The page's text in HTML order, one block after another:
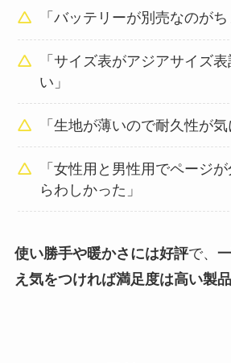
「バッテリーが別売なのがち
「サイズ表がアジアサイズ
い」
「生地が薄いので耐久性が気
「女性用と男性用でページ
らわしかった」
使い勝手や暖かさには好評で、
え気をつければ満足度は高い製品